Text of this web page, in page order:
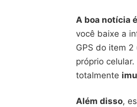
A boa notícia
você baixe a
GPS do item
próprio celular.
totalmente
Além disso,